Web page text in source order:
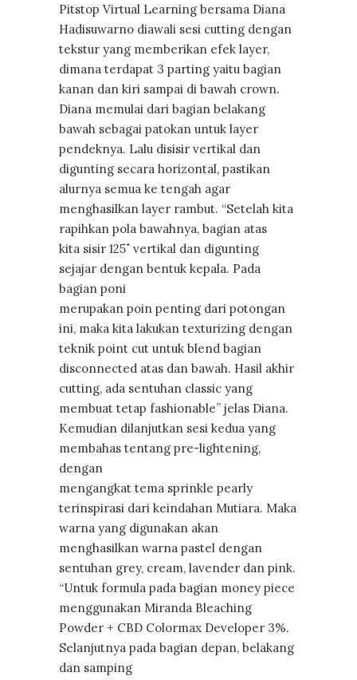
Pitstop Virtual Learning bersama Diana
Hadisuwarno diawali sesi cutting dengan
tekstur yang memberikan efek layer,
dimana terdapat 3 parting yaitu bagian
kanan dan kiri sampai di bawah crown.
Diana memulai dari bagian belakang
bawah sebagai patokan untuk layer
pendeknya. Lalu disisir vertikal dan
digunting secara horizontal, pastikan
alurnya semua ke tengah agar
menghasilkan layer rambut. “Setelah kita
rapihkan pola bawahnya, bagian atas
kita sisir 125˚ vertikal dan digunting
sejajar dengan bentuk kepala. Pada
bagian poni
merupakan poin penting dari potongan
ini, maka kita lakukan texturizing dengan
teknik point cut untuk blend bagian
disconnected atas dan bawah. Hasil akhir
cutting, ada sentuhan classic yang
membuat tetap fashionable” jelas Diana.
Kemudian dilanjutkan sesi kedua yang
membahas tentang pre-lightening,
dengan
mengangkat tema sprinkle pearly
terinspirasi dari keindahan Mutiara. Maka
warna yang digunakan akan
menghasilkan warna pastel dengan
sentuhan grey, cream, lavender dan pink.
“Untuk formula pada bagian money piece
menggunakan Miranda Bleaching
Powder + CBD Colormax Developer 3%.
Selanjutnya pada bagian depan, belakang
dan samping